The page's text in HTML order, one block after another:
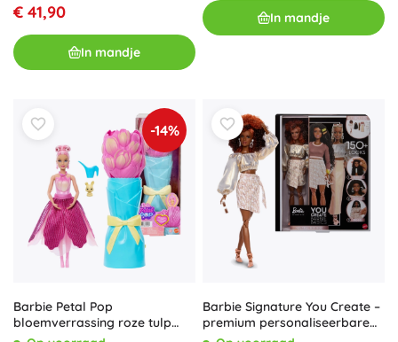
€ 41,90
In mandje
In mandje
-14%
Barbie Petal Pop
bloemverrassing roze tulp
met accessoires
Barbie Signature You Create –
premium personaliseerbare
pop met accessoires, neutrale